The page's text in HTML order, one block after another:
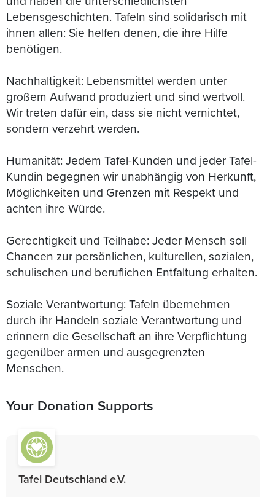
Lebensgeschichten. Tafeln sind solidarisch mit
ihnen allen: Sie helfen denen, die ihre Hilfe
benötigen.
Nachhaltigkeit: Lebensmittel werden unter
großem Aufwand produziert und sind wertvoll.
Wir treten dafür ein, dass sie nicht vernichtet,
sondern verzehrt werden.
Humanität: Jedem Tafel-Kunden und jeder Tafel-
Kundin begegnen wir unabhängig von Herkunft,
Möglichkeiten und Grenzen mit Respekt und
achten ihre Würde.
Gerechtigkeit und Teilhabe: Jeder Mensch soll
Chancen zur persönlichen, kulturellen, sozialen,
schulischen und beruflichen Entfaltung erhalten.
Soziale Verantwortung: Tafeln übernehmen
durch ihr Handeln soziale Verantwortung und
erinnern die Gesellschaft an ihre Verpflichtung
gegenüber armen und ausgegrenzten
Menschen.
Your Donation Supports
Tafel Deutschland e.V.